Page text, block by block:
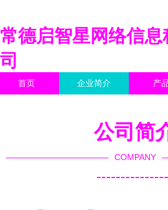
常德启智星网络信
司
首页 企业简介 产
公司简
COMPANY